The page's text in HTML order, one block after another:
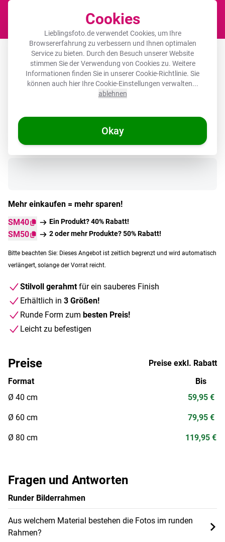
Cookies
Lieblingsfoto.de verwendet Cookies, um Ihre
Browsererfahrung zu verbessern und Ihnen optimalen
Service zu bieten. Durch den Besuch unserer Website
stimmen Sie der Verwendung von Cookies zu. Weitere
Informationen finden Sie in unsererCookie-Richtlinie. Sie
können auch hier Ihre Cookie-Einstellungen verwalten...
ablehnen
Okay
Runde Bilderrahmen - Tor - Pflanzen -
Sonnenuntergang
Auf Lager
Mehr einkaufen = mehr sparen!
SM40
Ein Produkt? 40% Rabatt!
SM50 2 oder mehr Produkte? 50% Rabatt!
Bitte beachten Sie: Dieses Angebot ist zeitlich begrenzt und wird automatisch
verlängert, solange der Vorrat reicht.
Stilvoll gerahmtfür ein sauberes Finish
Erhältlich in 3 Größen!
Runde Form zum besten Preis!
Leicht zu befestigen
Fragen und Antworten
Runder Bilderrahmen
Aus welchem Material bestehen die Fotos im runden
Rahmen?
Preise
Preise exkl. Rabatt
Format
Ø 40 cm
Ø 60 cm
Ø 80 cm
Bis
59,95 €
79,95 €
119,95 €